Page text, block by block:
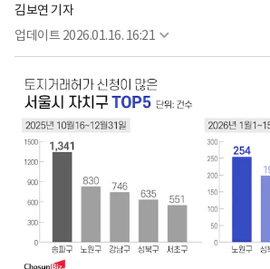
김보연 기자
업데이트 2026.01.16. 16:21